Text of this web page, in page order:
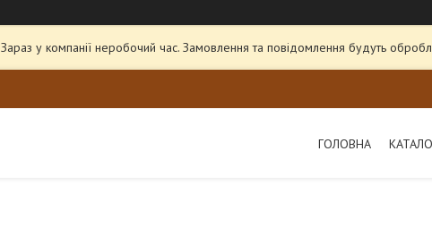
Зараз у компанії неробочий час. Замовлення та повідомлення будуть
ГОЛОВНА